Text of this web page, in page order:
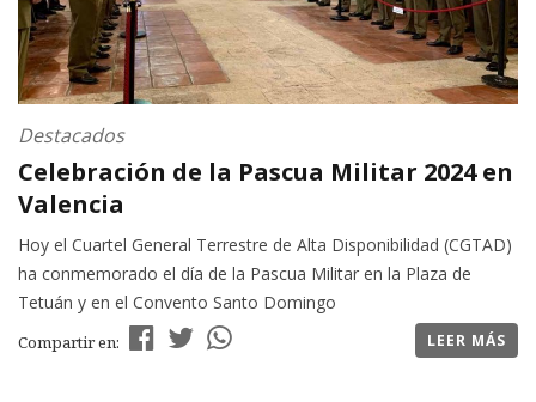
Destacados
Celebración de la Pascua Militar 2024 en
Valencia
Hoy el Cuartel General Terrestre de Alta Disponibilidad (CGTAD)
ha conmemorado el día de la Pascua Militar en la Plaza de
Tetuán y en el Convento Santo Domingo
Compartir en: LEER MÁS